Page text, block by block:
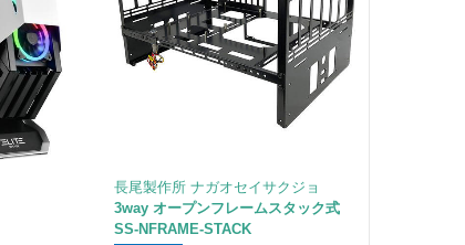
長尾製作所 ナガオセイサクジョ
3way オープンフレームスタック式
SS-NFRAME-STACK